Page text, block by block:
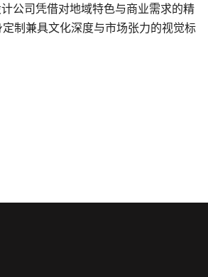
公司凭借对地域特色与商业需求的精
制兼具文化深度与市场张力的视觉标